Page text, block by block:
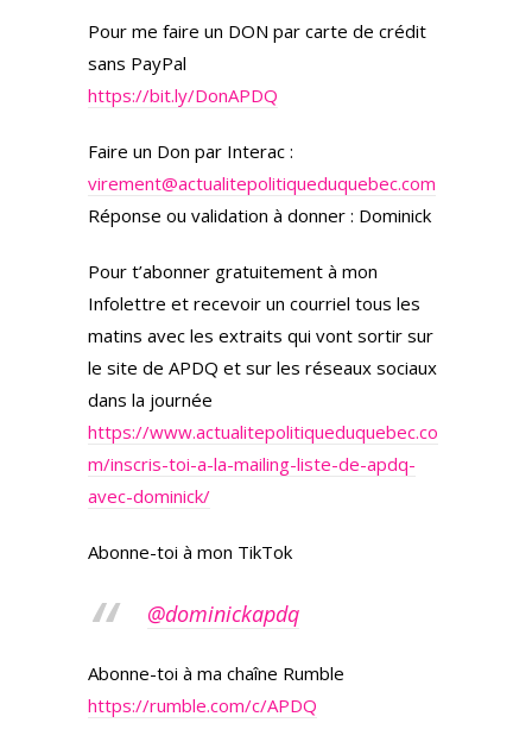
Pour me faire un DON par carte de crédit
sans PayPal
https://bit.ly/DonAPDQ
Faire un Don par Interac :
virement@actualitepolitiqueduquebec.com
Réponse ou validation à donner : Dominick
Pour t’abonner gratuitement à mon
Infolettre et recevoir un courriel tous les
matins avec les extraits qui vont sortir sur
le site de APDQ et sur les réseaux sociaux
dans la journée
https://www.actualitepolitiqueduquebec.co
m/inscris-toi-a-la-mailing-liste-de-apdq-
avec-dominick/
Abonne-toi à mon TikTok
@dominickapdq
Abonne-toi à ma chaîne Rumble
https://rumble.com/c/APDQ